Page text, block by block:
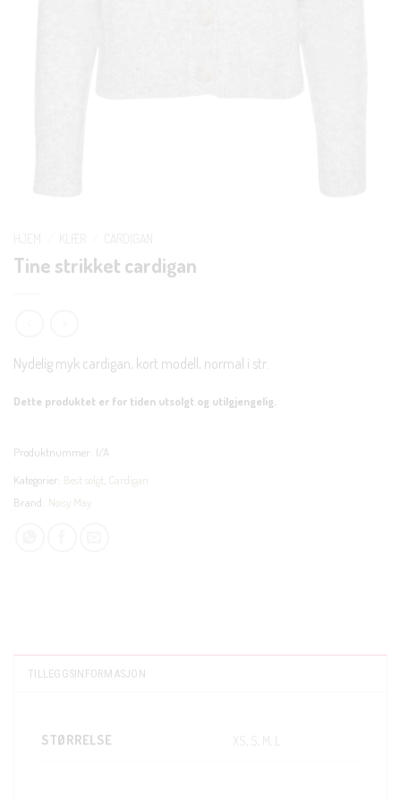
Tine strikket cardigan
Nydelig myk cardigan, kort modell, normal i str.
Dette produktet er for tiden utsolgt og utilgjengelig.
Produktnummer: I/A
Kategorier: Best solgt Cardigan
Brand: Noisy May
TILLEGGSINFORMASJON
STØRRELSE